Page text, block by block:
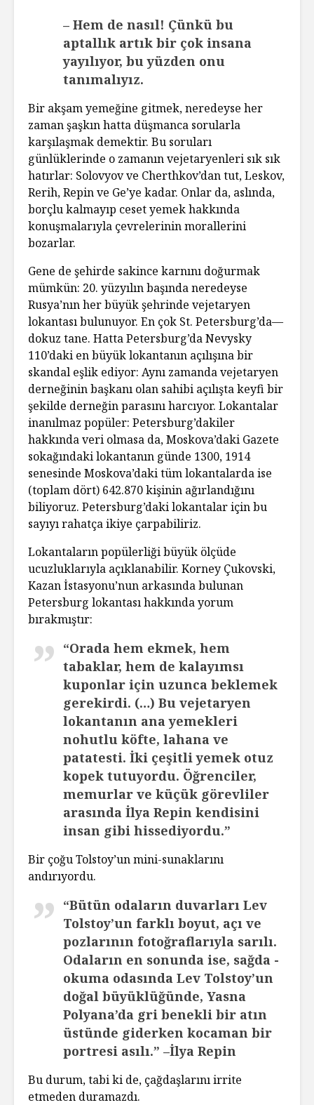
– Hem de nasıl! Çünkü bu
aptallık artık bir çok insana
yayılıyor, bu yüzden onu
tanımalıyız.
Bir akşam yemeğine gitmek, neredeyse her
zaman şaşkın hatta düşmanca sorularla
karşılaşmak demektir. Bu soruları
günlüklerinde o zamanın vejetaryenleri sık sık
hatırlar: Solovyov ve Cherthkov’dan tut, Leskov,
Rerih, Repin ve Ge’ye kadar. Onlar da, aslında,
borçlu kalmayıp ceset yemek hakkında
konuşmalarıyla çevrelerinin morallerini
bozarlar.
Gene de şehirde sakince karnını doğurmak
mümkün: 20. yüzyılın başında neredeyse
Rusya’nın her büyük şehrinde vejetaryen
lokantası bulunuyor. En çok St. Petersburg’da—
dokuz tane. Hatta Petersburg’da Nevysky
110’daki en büyük lokantanın açılışına bir
skandal eşlik ediyor: Aynı zamanda vejetaryen
derneğinin başkanı olan sahibi açılışta keyfi bir
şekilde derneğin parasını harcıyor. Lokantalar
inanılmaz popüler: Petersburg’dakiler
hakkında veri olmasa da, Moskova’daki Gazete
sokağındaki lokantanın günde 1300, 1914
senesinde Moskova’daki tüm lokantalarda ise
(toplam dört) 642.870 kişinin ağırlandığını
biliyoruz. Petersburg’daki lokantalar için bu
sayıyı rahatça ikiye çarpabiliriz.
Lokantaların popülerliği büyük ölçüde
ucuzluklarıyla açıklanabilir. Korney Çukovski,
Kazan İstasyonu’nun arkasında bulunan
Petersburg lokantası hakkında yorum
bırakmıştır:
“Orada hem ekmek, hem
tabaklar, hem de kalayımsı
kuponlar için uzunca beklemek
gerekirdi. (…) Bu vejetaryen
lokantanın ana yemekleri
nohutlu köfte, lahana ve
patatesti. İki çeşitli yemek otuz
kopek tutuyordu. Öğrenciler,
memurlar ve küçük görevliler
arasında İlya Repin kendisini
insan gibi hissediyordu.”
Bir çoğu Tolstoy’un mini-sunaklarını
andırıyordu.
“Bütün odaların duvarları Lev
Tolstoy’un farklı boyut, açı ve
pozlarının fotoğraflarıyla sarılı.
Odaların en sonunda ise, sağda -
okuma odasında Lev Tolstoy’un
doğal büyüklüğünde, Yasna
Polyana’da gri benekli bir atın
üstünde giderken kocaman bir
portresi asılı.” –İlya Repin
Bu durum, tabi ki de, çağdaşlarını irrite
etmeden duramazdı.